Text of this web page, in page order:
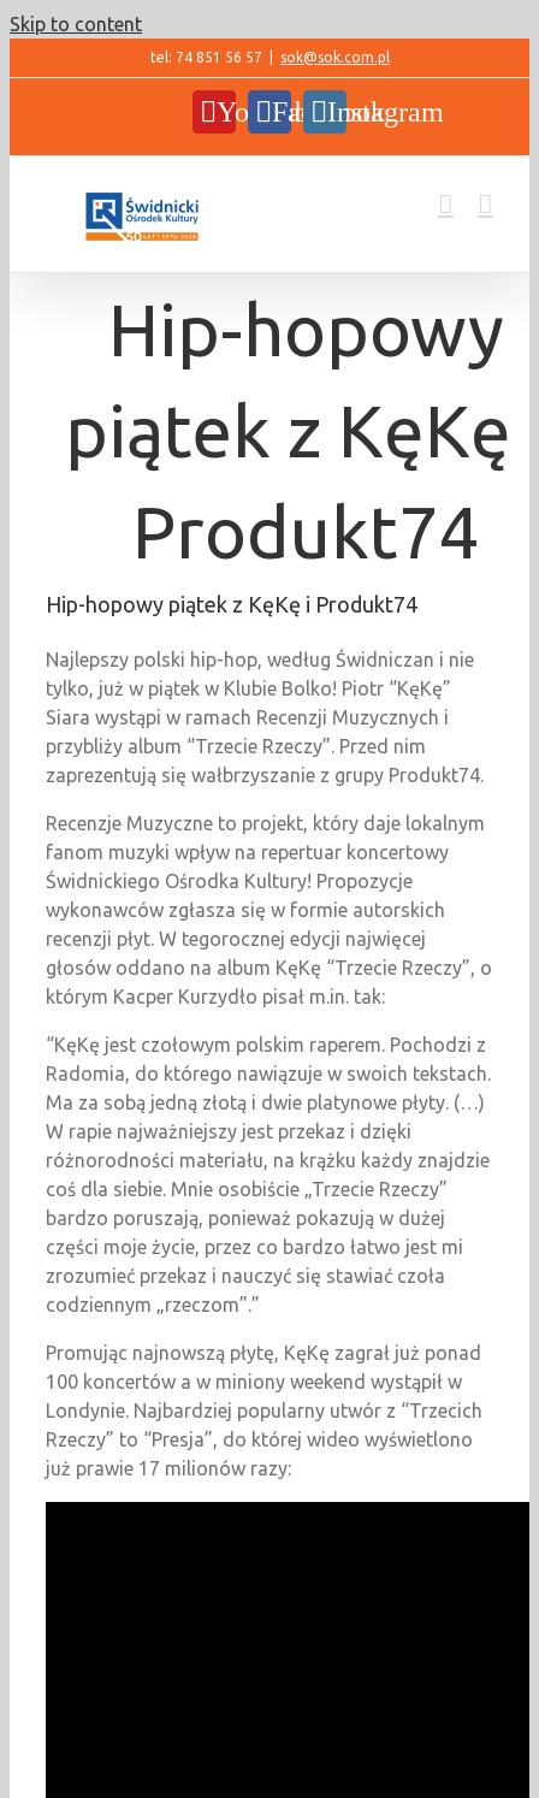
Skip to content
tel: 74 851 56 57 sok@sok.com.pl
YouTubeFacebookInstagram
Hip-hopowy
piątek z KęKę
Produkt74
Hip-hopowy piątek z KęKę i Produkt74
Najlepszy polski hip-hop, według Świdniczan i nie
tylko, już w piątek w Klubie Bolko! Piotr “KęKę”
Siara wystąpi w ramach Recenzji Muzycznych i
przybliży album “Trzecie Rzeczy”. Przed nim
zaprezentują się wałbrzyszanie z grupy Produkt74.
Recenzje Muzyczne to projekt, który daje lokalnym
fanom muzyki wpływ na repertuar koncertowy
Świdnickiego Ośrodka Kultury! Propozycje
wykonawców zgłasza się w formie autorskich
recenzji płyt. W tegorocznej edycji najwięcej
głosów oddano na album KęKę “Trzecie Rzeczy”, o
którym Kacper Kurzydło pisał m.in. tak:
“KęKę jest czołowym polskim raperem. Pochodzi z
Radomia, do którego nawiązuje w swoich tekstach.
Ma za sobą jedną złotą i dwie platynowe płyty. (…)
W rapie najważniejszy jest przekaz i dzięki
różnorodności materiału, na krążku każdy znajdzie
coś dla siebie. Mnie osobiście „Trzecie Rzeczy”
bardzo poruszają, ponieważ pokazują w dużej
części moje życie, przez co bardzo łatwo jest mi
zrozumieć przekaz i nauczyć się stawiać czoła
codziennym „rzeczom”.”
Promując najnowszą płytę, KęKę zagrał już ponad
100 koncertów a w miniony weekend wystąpił w
Londynie. Najbardziej popularny utwór z “Trzecich
Rzeczy” to “Presja”, do której wideo wyświetlono
już prawie 17 milionów razy: